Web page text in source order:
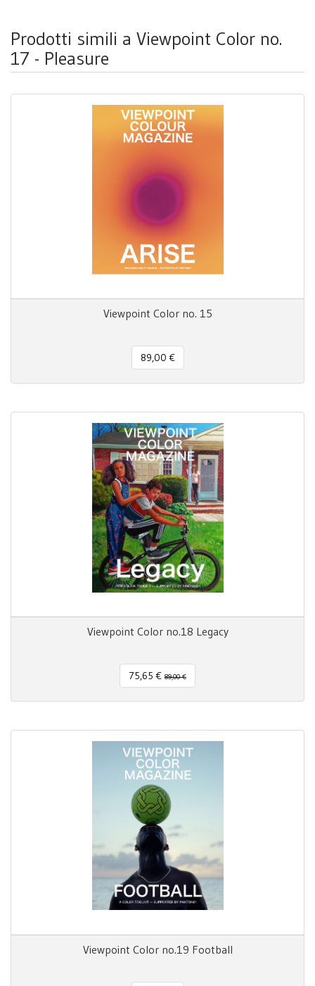
Prodotti simili a Viewpoint Color no.
17 - Pleasure
Viewpoint Color no. 15
89,00 €
Viewpoint Color no.18 Legacy
75,65 € 89,00 €
Viewpoint Color no.19 Football